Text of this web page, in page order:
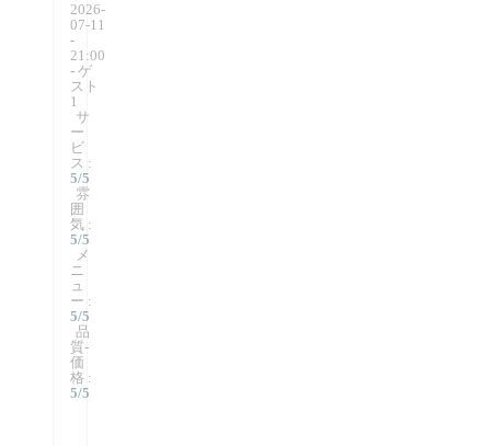
2026-
07-11
-
21:00
- ゲ
スト
1
サ
ー
ビ
ス :
5/5
雰
囲
気 :
5/5
メ
ニ
ュ
ー :
5/5
品
質-
価
格 :
5/5